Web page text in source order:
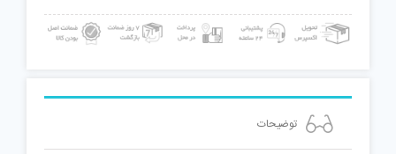
توضیحات